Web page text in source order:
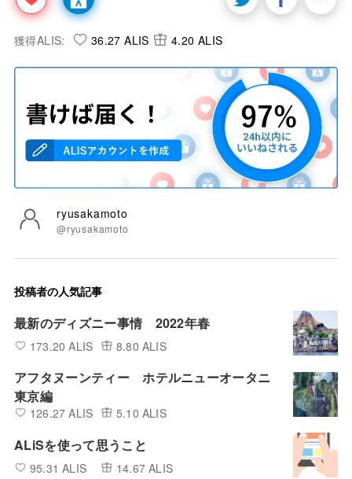
獲得ALIS: 36.27 ALIS 4.20 ALIS
ryusakamoto
@ryusakamoto
投稿者の人気記事
最新のディズニー事情 2022年春
173.20 ALIS 8.80 ALIS
アフタヌーンティー ホテルニューオータニ
東京編
126.27 ALIS 5.10 ALIS
ALiSを使って思うこと
95.31 ALIS 14.67 ALIS